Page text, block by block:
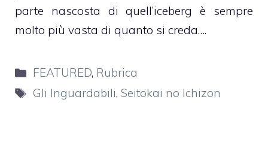
parte nascosta di quell’iceberg è sempre
molto più vasta di quanto si creda….
Categorie
FEATURED, Rubrica
Tag
Gli Inguardabili,Seitokai no Ichizon